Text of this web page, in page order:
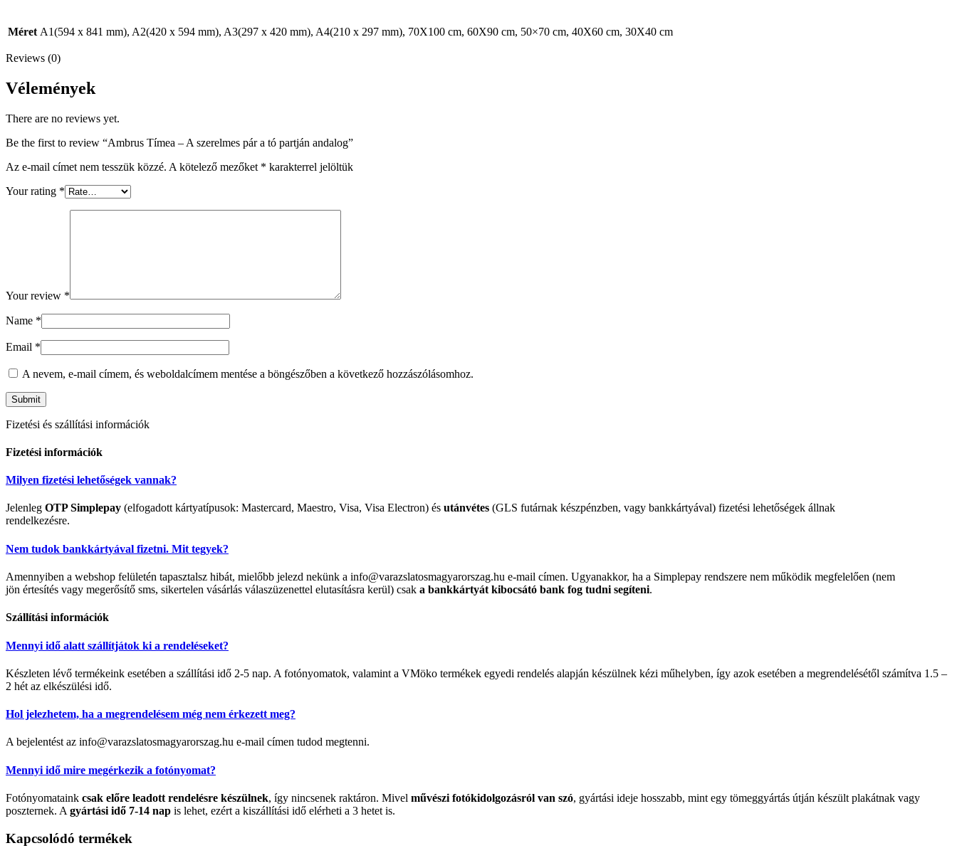
Méret A1(594 x 841 mm), A2(420 x 594 mm), A3(297 x 420 mm), A4(210 x 297 mm), 70X100 cm, 60X90 cm, 50×70 cm, 40X60 cm, 30X40 cm
Reviews (0)
Vélemények
There are no reviews yet.
Be the first to review “Ambrus Tímea – A szerelmes pár a tó partján andalog”
Az e-mail címet nem tesszük közzé. A kötelező mezőket * karakterrel jelöltük
Your rating *
Your review *
Name *
Email *
A nevem, e-mail címem, és weboldalcímem mentése a böngészőben a következő hozzászólásomhoz.
Fizetési és szállítási információk
Fizetési információk
Milyen fizetési lehetőségek vannak?
Jelenleg OTP Simplepay (elfogadott kártyatípusok: Mastercard, Maestro, Visa, Visa Electron) és utánvétes (GLS futárnak készpénzben, vagy bankkártyával) fizetési lehetőségek állnak
rendelkezésre.
Nem tudok bankkártyával fizetni. Mit tegyek?
Amennyiben a webshop felületén tapasztalsz hibát, mielőbb jelezd nekünk a info@varazslatosmagyarorszag.hu e-mail címen. Ugyanakkor, ha a Simplepay rendszere nem működik megfelelően (nem
jön értesítés vagy megerősítő sms, sikertelen vásárlás válaszüzenettel elutasításra kerül) csak a bankkártyát kibocsátó bank fog tudni segíteni.
Szállítási információk
Mennyi idő alatt szállítjátok ki a rendeléseket?
Készleten lévő termékeink esetében a szállítási idő 2-5 nap. A fotónyomatok, valamint a VMöko termékek egyedi rendelés alapján készülnek kézi műhelyben, így azok esetében a megrendelésétől számítva 1.5 –
2 hét az elkészülési idő.
Hol jelezhetem, ha a megrendelésem még nem érkezett meg?
A bejelentést az info@varazslatosmagyarorszag.hu e-mail címen tudod megtenni.
Mennyi idő mire megérkezik a fotónyomat?
Fotónyomataink csak előre leadott rendelésre készülnek, így nincsenek raktáron. Mivel művészi fotókidolgozásról van szó, gyártási ideje hosszabb, mint egy tömeggyártás útján készült plakátnak vagy
poszternek. A gyártási idő 7-14 nap is lehet, ezért a kiszállítási idő elérheti a 3 hetet is.
Kapcsolódó termékek